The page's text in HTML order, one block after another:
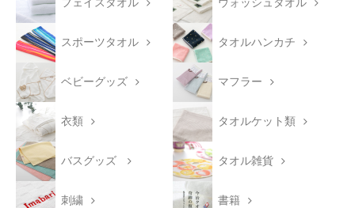
フェイスタオル ウォッシュタオル
スポーツタオル タオルハンカチ
ベビーグッズ マフラー
衣類 タオルケット類
バスグッズ タオル雑貨
刺繍 書籍